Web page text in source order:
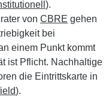
).
von CBRE gehen
bei
einem Punkt kommt
ist Pflicht. Nachhaltige
die Eintrittskarte in
).